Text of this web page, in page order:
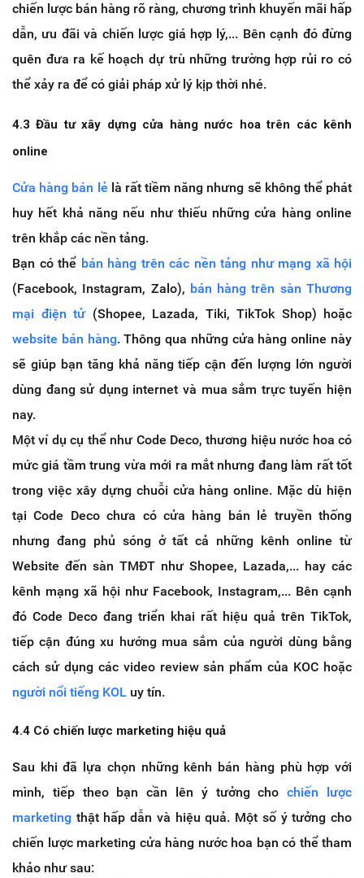
chiến lược bán hàng rõ ràng, chương trình khuyến mãi hấp
dẫn, ưu đãi và chiến lược giá hợp lý,... Bên cạnh đó đừng
quên đưa ra kế hoạch dự trù những trường hợp rủi ro có
thể xảy ra để có giải pháp xử lý kịp thời nhé.
4.3 Đầu tư xây dựng cửa hàng nước hoa trên các kênh
online
Cửa hàng bán lẻ là rất tiềm năng nhưng sẽ không thể phát
huy hết khả năng nếu như thiếu những cửa hàng online
trên khắp các nền tảng.
Bạn có thể bán hàng trên các nền tảng như mạng xã hội
(Facebook, Instagram, Zalo), bán hàng trên sàn Thương
mại điện tử(Shopee, Lazada, Tiki, TikTok Shop) hoặc
website bán hàng. Thông qua những cửa hàng online này
sẽ giúp bạn tăng khả năng tiếp cận đến lượng lớn người
dùng đang sử dụng internet và mua sắm trực tuyến hiện
nay.
Một ví dụ cụ thể như Code Deco, thương hiệu nước hoa có
mức giá tầm trung vừa mới ra mắt nhưng đang làm rất tốt
trong việc xây dựng chuỗi cửa hàng online. Mặc dù hiện
tại Code Deco chưa có cửa hàng bán lẻ truyền thống
nhưng đang phủ sóng ở tất cả những kênh online từ
Website đến sàn TMĐT như Shopee, Lazada,... hay các
kênh mạng xã hội như Facebook, Instagram,... Bên cạnh
đó Code Deco đang triển khai rất hiệu quả trên TikTok,
tiếp cận đúng xu hướng mua sắm của người dùng bằng
cách sử dụng các video review sản phẩm của KOC hoặc
người nổi tiếng KOL uy tín.
4.4 Có chiến lược marketing hiệu quả
Sau khi đã lựa chọn những kênh bán hàng phù hợp với
mình, tiếp theo bạn cần lên ý tưởng chochiến lược
marketing thật hấp dẫn và hiệu quả. Một số ý tưởng cho
chiến lược marketing cửa hàng nước hoa bạn có thể tham
khảo như sau: